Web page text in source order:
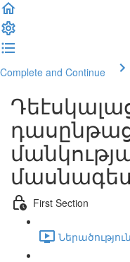
Complete and Continue
First Section